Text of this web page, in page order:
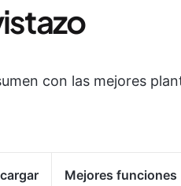
con las mejores
Mejores funciones